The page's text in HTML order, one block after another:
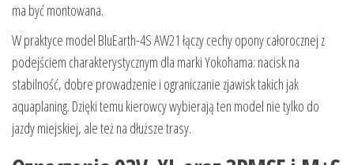
ma być montowana.
W praktyce model BluEarth-4S AW21 łączy cechy opony całorocznej z
podejściem charakterystycznym dla marki Yokohama: nacisk na
stabilność, dobre prowadzenie i ograniczanie zjawisk takich jak
aquaplaning. Dzięki temu kierowcy wybierają ten model nie tylko do
jazdy miejskiej, ale też na dłuższe trasy.